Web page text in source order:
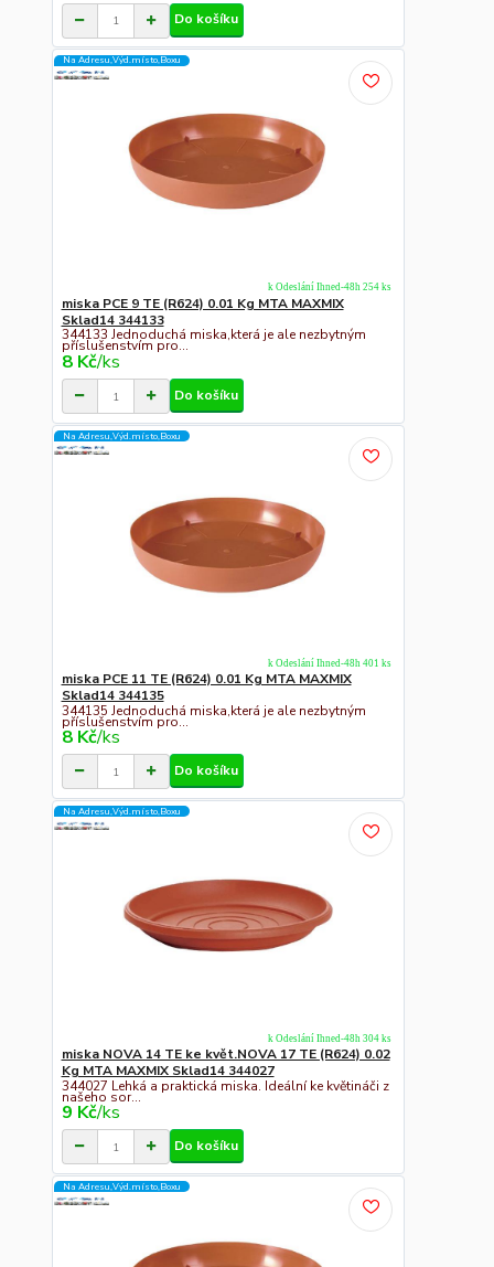
Do košíku
Na Adresu,Výd.místo,Boxu
miska PCE 9 TE (R624) 0.01 Kg MTA MAXMIX
Sklad14 344133
344133 Jednoduchá miska,která je ale nezbytným
příslušenstvím pro...
8 Kč/ks
k Odeslání Ihned-48h 254 ks
Do košíku
Na Adresu,Výd.místo,Boxu
miska PCE 11 TE (R624) 0.01 Kg MTA MAXMIX
Sklad14 344135
344135 Jednoduchá miska,která je ale nezbytným
příslušenstvím pro...
8 Kč/ks
k Odeslání Ihned-48h 401 ks
Do košíku
Na Adresu,Výd.místo,Boxu
miska NOVA 14 TE ke květ.NOVA 17 TE (R624) 0.02
Kg MTA MAXMIX Sklad14 344027
344027 Lehká a praktická miska. Ideální ke květináči z
našeho sor...
9 Kč/ks
k Odeslání Ihned-48h 304 ks
Do košíku
Na Adresu,Výd.místo,Boxu